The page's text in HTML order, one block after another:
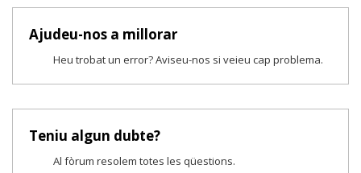
Ajudeu-nos a millorar
Heu trobat un error? Aviseu-nos si veieu cap problema.
Teniu algun dubte?
Al fòrum resolem totes les qüestions.